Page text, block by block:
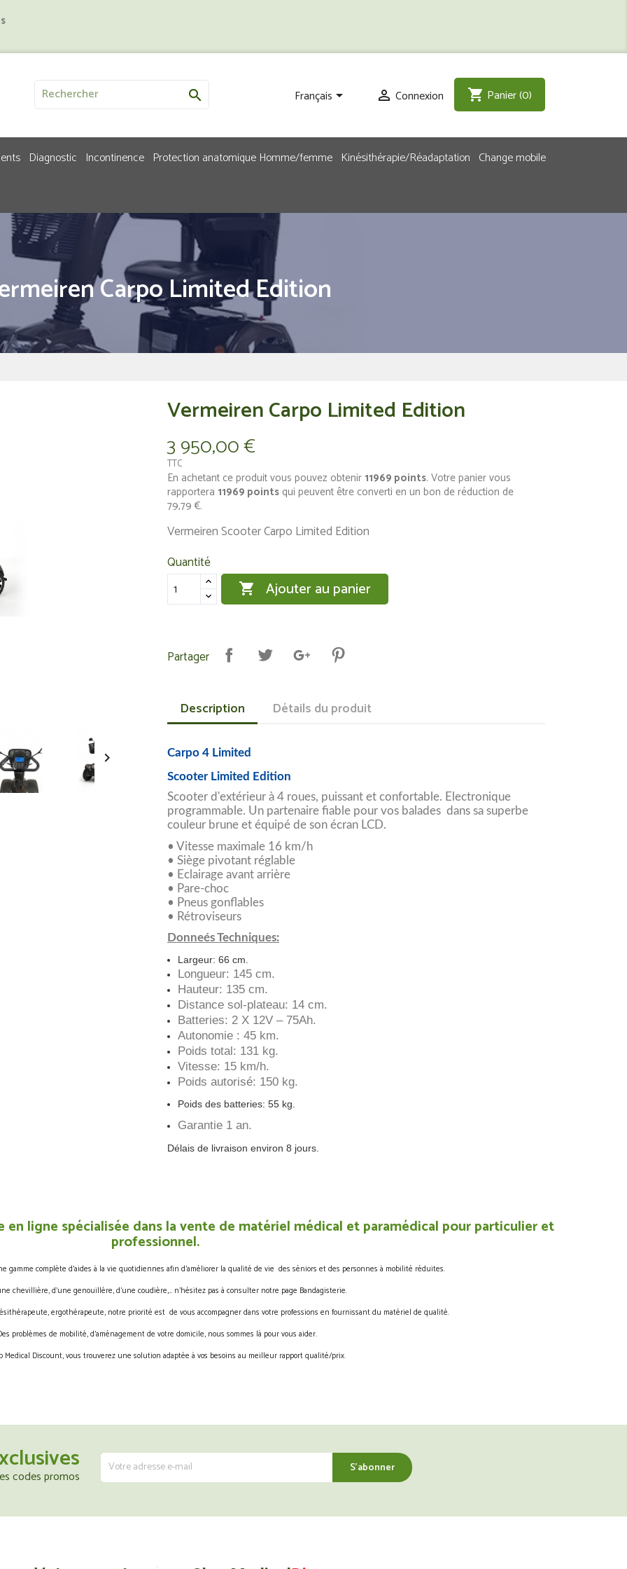
 Français  Connexion shopping_cart Panier(0)
Diagnostic Incontinence Protection anatomique Homme/femme Kinésithérapie/Réadaptation Change mobile
Carpo Limited Edition

Vermeiren Carpo Limited Edition
3 950,00 €
TTC
En achetant ce produit vous pouvez obtenir11969 points. Votre panier vous
rapportera 11969 points qui peuvent être converti en un bon de réduction de
79,79 €.
Vermeiren Scooter Carpo Limited Edition
Quantité
 Ajouter au panier
Partager
Description Détails du produit
Carpo 4 Limited
Scooter Limited Edition
Scooter d'extérieur à 4 roues, puissant et confortable. Electronique
programmable. Un partenaire fiable pour vos balades dans sa superbe
couleur brune et équipé de son écran LCD.
• Vitesse maximale 16 km/h
• Siège pivotant réglable
• Eclairage avant arrière
• Pare-choc
• Pneus gonflables
• Rétroviseurs
Donneés Techniques:
Largeur: 66 cm.
Longueur: 145 cm.
Hauteur: 135 cm.
Distance sol-plateau: 14 cm.
Batteries: 2 X 12V – 75Ah.
Autonomie : 45 km.
Poids total: 131 kg.
Vitesse: 15 km/h.
Poids autorisé: 150 kg.
Poids des batteries: 55 kg.
Garantie 1 an.
Délais de livraison environ 8 jours.
ligne spécialisée dans la vente de matériel médical et paramédical pour particulier et
professionnel.
gamme complète d’aides à la vie quotidiennes afin d’améliorer la qualité de vie des séniors et des personnes à mobilité réduites.
chevillière, d’une genouillère, d’une coudière,… n’hésitez pas à consulter notre page Bandagisterie.
ergothérapeute, notre priorité est de vous accompagner dans votre professions en fournissant du matériel de qualité.
problèmes de mobilité, d’aménagement de votre domicile, nous sommes là pour vous aider.
Medical Discount, vous trouverez une solution adaptée à vos besoins au meilleur rapport qualité/prix.
codes promos